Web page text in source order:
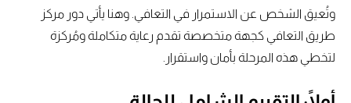
وتُعيق الشخص عن الاستمرار في التعافي. وهنا يأتي دور مركز
طريق التعافي كجهة متخصصة تقدم رعاية متكاملة ومُركزة
لتخطي هذه المرحلة بأمان واستقرار.